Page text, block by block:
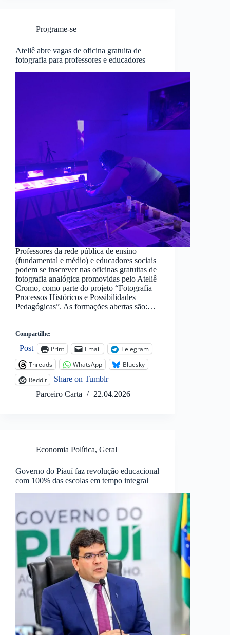
Programe-se
Ateliê abre vagas de oficina gratuita de
fotografia para professores e educadores
Professores da rede pública de ensino
(fundamental e médio) e educadores sociais
podem se inscrever nas oficinas gratuitas de
fotografia analógica promovidas pelo Ateliê
Cromo, como parte do projeto “Fotografia –
Processos Históricos e Possibilidades
Pedagógicas”. As formações abertas são:…
Compartilhe:
Post Print Email
Telegram
Threads
WhatsApp
Bluesky
Reddit
Share on Tumblr
Parceiro Carta
22.04.2026
Economia Política, Geral
Governo do Piauí faz revolução educacional
com 100% das escolas em tempo integral